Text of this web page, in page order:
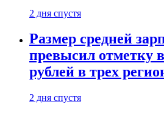
2 дня спустя
Размер средней
превысил отметку
рублей в трех
2 дня спустя